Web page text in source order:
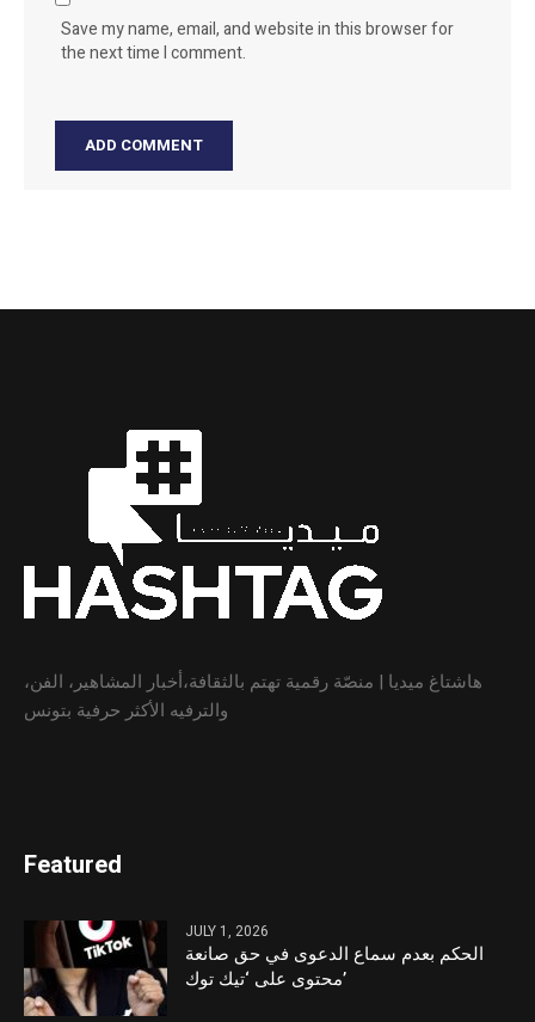
Save my name, email, and website in this browser for
the next time I comment.
هاشتاغ ميديا | منصّة رقمية تهتم بالثقافة،أخبار المشاهير، الفن،
والترفيه الأكثر حرفية بتونس
Featured
JULY 1, 2026
الحكم بعدم سماع الدعوى في حق صانعة
محتوى على ‘تيك توك’